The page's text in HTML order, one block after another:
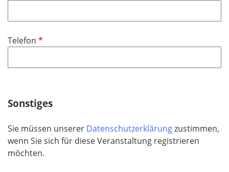
c
t
l
Telefon P
h
f
e
l
Sonstiges
Sie müssen unserer Datenschutzerklärungzustimmen,
wenn Sie sich für diese Veranstaltung registrieren
möchten.